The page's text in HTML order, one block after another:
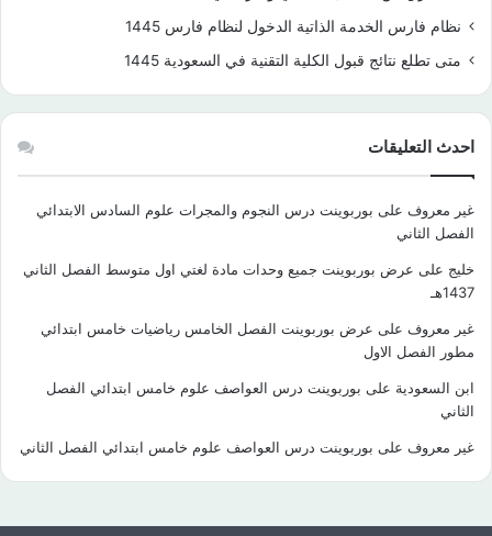
نظام فارس الخدمة الذاتية الدخول لنظام فارس 1445
متى تطلع نتائج قبول الكلية التقنية في السعودية 1445
احدث التعليقات
غير معروف على بوربوينت درس النجوم والمجرات علوم السادس الابتدائي
الفصل الثاني
خليج على عرض بوربوينت جميع وحدات مادة لغتي اول متوسط الفصل الثاني
1437هـ
غير معروف على عرض بوربوينت الفصل الخامس رياضيات خامس ابتدائي
مطور الفصل الاول
ابن السعودية على بوربوينت درس العواصف علوم خامس ابتدائي الفصل
الثاني
غير معروف على بوربوينت درس العواصف علوم خامس ابتدائي الفصل الثاني